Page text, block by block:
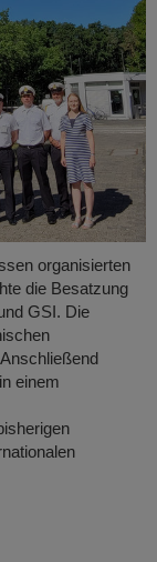
organisierten
die Besatzung
GSI. Die
einem